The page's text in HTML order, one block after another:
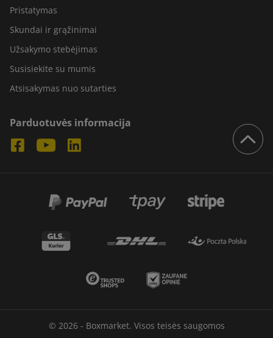
Pristatymas
Skundai ir grąžinimai
Užsakymo stebėjimas
Susisiekite su mumis
Atsisakymas nuo sutarties
Parduotuvės informacija
© 2026 - Boxmarket. Visos teisės saugomos